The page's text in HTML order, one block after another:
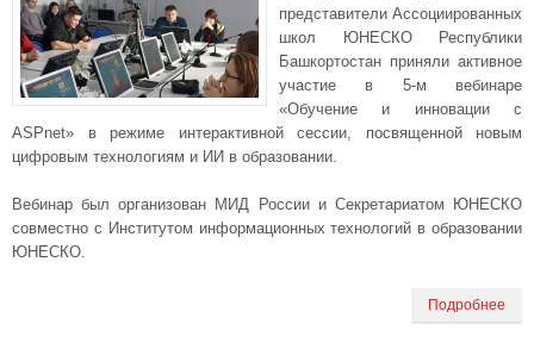
представители Ассоциированных
школ ЮНЕСКО Республики
Башкортостан приняли активное
участие в 5-м вебинаре
«Обучение и инновации с
ASPnet» в режиме интерактивной сессии, посвященной новым
цифровым технологиям и ИИ в образовании.
Вебинар был организован МИД России и Секретариатом ЮНЕСКО
совместно с Институтом информационных технологий в образовании
ЮНЕСКО.
Подробнее